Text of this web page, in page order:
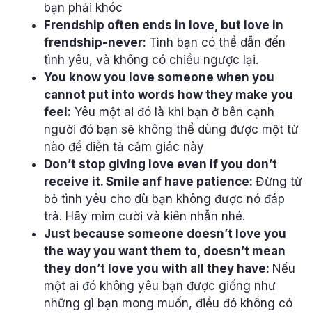
bạn phải khóc
Frendship often ends in love, but love in
frendship-never: Tình bạn có thể dẫn đến
tình yêu, và không có chiều ngược lại.
You know you love someone when you
cannot put into words how they make you
feel: Yêu một ai đó là khi bạn ở bên cạnh
người đó bạn sẽ không thể dùng được một từ
nào để diễn tả cảm giác này
Don’t stop giving love even if you don’t
receive it. Smile anf have patience: Đừng từ
bỏ tình yêu cho dù bạn không được nó đáp
trả. Hãy mỉm cười và kiên nhẫn nhé.
Just because someone doesn’t love you
the way you want them to, doesn’t mean
they don’t love you with all they have: Nếu
một ai đó không yêu bạn được giống như
những gì bạn mong muốn, điều đó không có